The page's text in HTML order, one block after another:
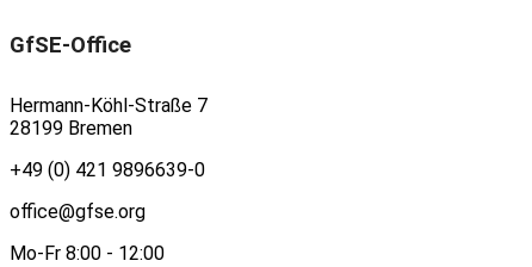
GfSE-Office
Hermann-Köhl-Straße 7
28199 Bremen
+49 (0) 421 9896639-0
office@gfse.org
Mo-Fr 8:00 - 12:00